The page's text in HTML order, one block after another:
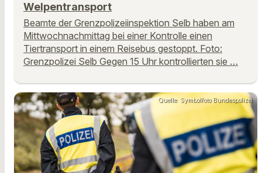
Welpentransport
Beamte der Grenzpolizeiinspektion Selb haben am
Mittwochnachmittag bei einer Kontrolle einen
Tiertransport in einem Reisebus gestoppt. Foto:
Grenzpolizei Selb Gegen 15 Uhr kontrollierten sie …
Quelle: Symbolfoto Bundespolizei